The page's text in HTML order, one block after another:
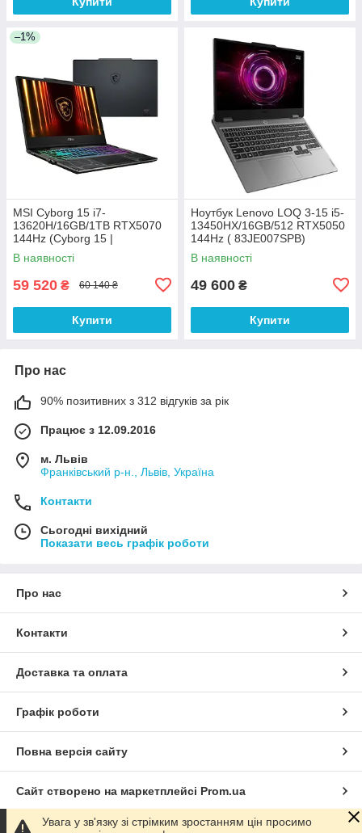
–1%
MSI Cyborg 15 i7-
13620H/16GB/1TB RTX5070
144Hz (Cyborg 15 |
B13WGKG-630XPL)
В наявності
59 520 ₴ 60 140 ₴
Купити
Ноутбук Lenovo LOQ 3-15 i5-
13450HX/16GB/512 RTX5050
144Hz ( 83JE007SPB)
В наявності
49 600 ₴
Купити
Про нас
90% позитивних з 312 відгуків за рік
Працює з 12.09.2016
м. Львів
Франківський р-н., Львів, Україна
Контакти
Сьогодні вихідний
Показати весь графік роботи
Про нас
Контакти
Доставка та оплата
Графік роботи
Повна версія сайту
Сайт створено на маркетплейсі Prom.ua
Увага у зв'язку зі стрімким зростанням цін просимо